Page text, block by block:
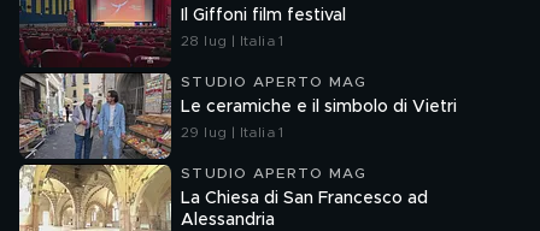
Il Giffoni film festival
28 lug | Italia 1
STUDIO APERTO MAG
Le ceramiche e il simbolo di Vietri
29 lug | Italia 1
STUDIO APERTO MAG
La Chiesa di San Francesco ad
Alessandria